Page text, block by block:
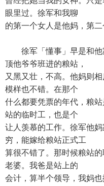
眼里过。徐军和我聊
的第一个女人是他妈，第二
徐军「懂事」早是和他
顶他爷爷班进的粮站，
又黑又壮，不高。他妈则
模样也不错。在那个
什么都要凭票的年代，粮
站的临时工，也是个
让人羡慕的工作。徐军他
穷，能嫁给粮站正式工
算很不错了。那时候粮站
老婆。我爸是站上的
会计，算半个领导，我妈